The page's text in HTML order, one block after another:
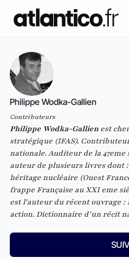
Philippe Wodka-Gallien
Contributeurs
Philippe Wodka-Gallien est
stratégique (IFAS).
nationale. Auditeur de la
auteur de plusieurs livres dont :
héritage nucléaire (Ouest
frappe Française au XXI eme
est l'auteur du récent ouvrage :
action. Dictionnaire d’un récit